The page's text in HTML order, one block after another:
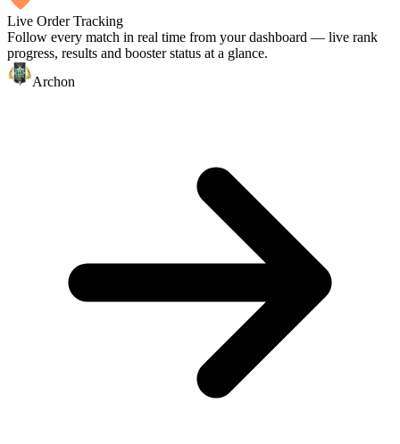
Live Order Tracking
Follow every match in real time from your dashboard — live rank
progress, results and booster status at a glance.
Archon